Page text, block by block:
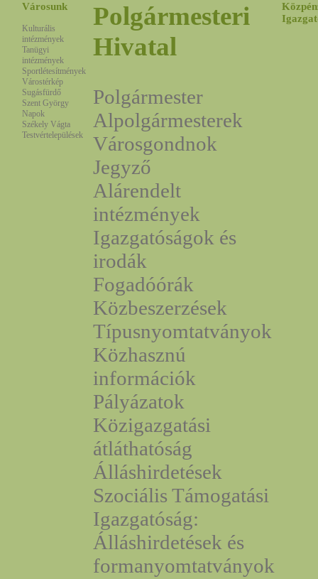
Városunk
Kulturális
intézmények
Tanügyi
intézmények
Sportlétesítmények
Várostérkép
Sugásfürdő
Szent György
Napok
Székely Vágta
Testvértelepülések
Polgármesteri
Hivatal
Polgármester
Alpolgármesterek
Városgondnok
Jegyző
Alárendelt
intézmények
Igazgatóságok és
irodák
Fogadóórák
Közbeszerzések
Típusnyomtatványok
Közhasznú
információk
Pályázatok
Közigazgatási
átláthatóság
Álláshirdetések
Szociális Támogatási
Igazgatóság:
Álláshirdetések és
formanyomtatványok